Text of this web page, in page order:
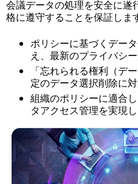
会議データの処理を安全に遂
格に遵守することを保証しま
ポリシーに基づくデー
え、最新のプライバシ
「忘れられる権利（デ
定のデータ選択削除に対
組織のポリシーに適合
タアクセス管理を実現し